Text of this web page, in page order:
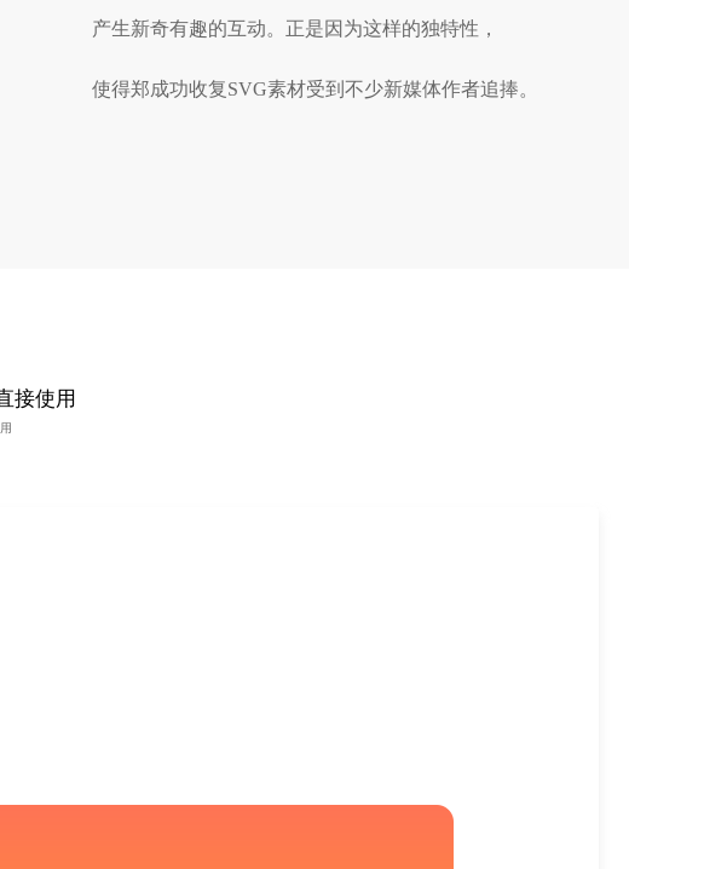
产生新奇有趣的互动。正是因为这样的独特性，
使得郑成功收复SVG素材受到不少新媒体作者追捧。
接使用